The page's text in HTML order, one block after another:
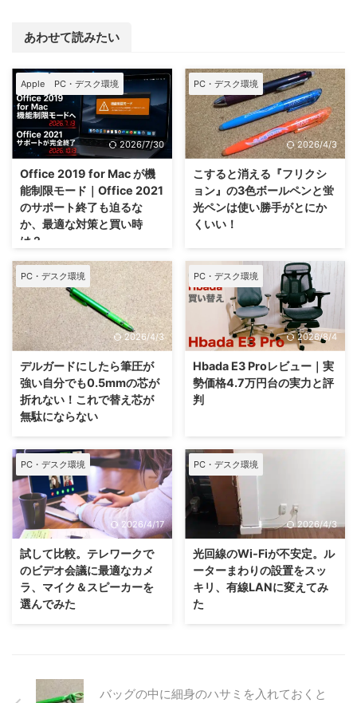
あわせて読みたい
Apple PC・デスク環境
2026/7/30
Office 2019 for Mac が機
能制限モード｜Office 2021
のサポート終了も迫るな
か、最適な対策と買い時
は？
PC・デスク環境
2026/4/3
こすると消える『フリクシ
ョン』の3色ボールペンと蛍
光ペンは使い勝手がとにか
くいい！
PC・デスク環境
2026/4/3
デルガードにしたら筆圧が
強い自分でも0.5mmの芯が
折れない！これで替え芯が
無駄にならない
PC・デスク環境
2026/8/4
Hbada E3 Proレビュー｜実
勢価格4.7万円台の実力と評
判
PC・デスク環境
2026/4/17
試して比較。テレワークで
のビデオ会議に最適なカメ
ラ、マイク＆スピーカーを
選んでみた
PC・デスク環境
2026/4/3
光回線のWi-Fiが不安定。ル
ーターまわりの設置をスッ
キリ、有線LANに変えてみ
た
バッグの中に細身のハサミを入れておくと